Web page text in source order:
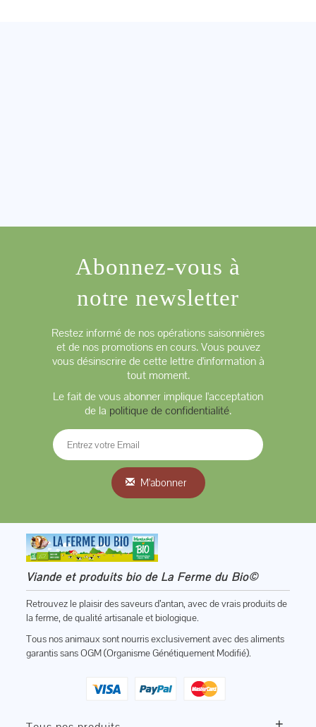
Abonnez-vous à
notre newsletter
Restez informé de nos opérations saisonnières
et de nos promotions en cours. Vous pouvez
vous désinscrire de cette lettre d'information à
tout moment.
Le fait de vous abonner implique l'acceptation
de la politique de confidentialité.
M'abonner
Viande et produits bio de La Ferme du Bio©
Retrouvez le plaisir des saveurs d’antan, avec de vrais produits de
la ferme, de qualité artisanale et biologique.
Tous nos animaux sont nourris exclusivement avec des aliments
garantis sans OGM (Organisme Génétiquement Modifié).
+